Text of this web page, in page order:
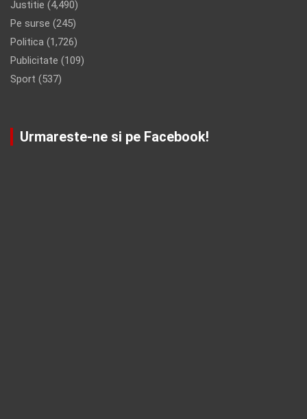
Justitie (4,490)
Pe surse (245)
Politica (1,726)
Publicitate (109)
Sport (537)
Urmareste-ne si pe Facebook!